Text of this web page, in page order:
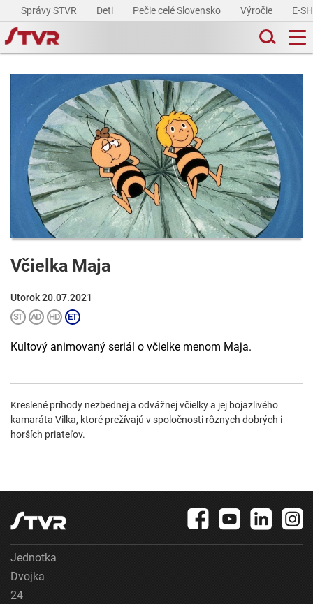
Správy STVR Deti Pečie celé Slovensko Výročie E-
Včielka Maja
Utorok 20.07.2021
Kultový animovaný seriál o včielke menom Maja.
Kreslené príhody nezbednej a odvážnej včielky a jej bojazlivého
kamaráta Vilka, ktoré prežívajú v spoločnosti rôznych dobrých i
horších priateľov.
Jednotka
Dvojka
24